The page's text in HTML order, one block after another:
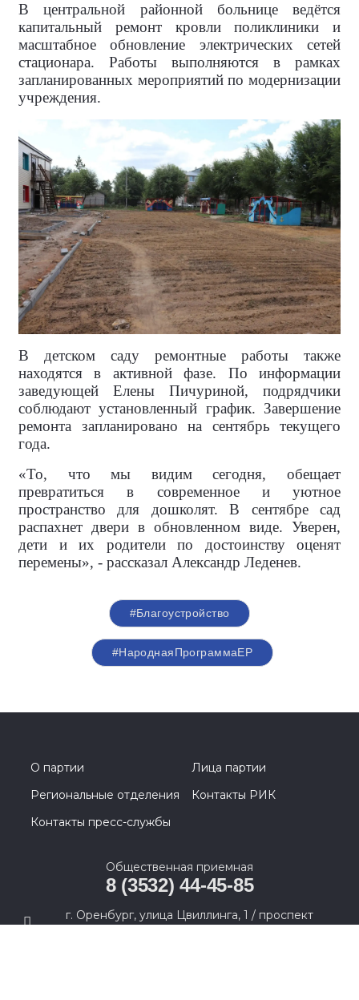
В центральной районной больнице ведётся
капитальный ремонт кровли поликлиники и
масштабное обновление электрических сетей
стационара. Работы выполняются в рамках
запланированных мероприятий по модернизации
учреждения.
В детском саду ремонтные работы также
находятся в активной фазе. По информации
заведующей Елены Пичуриной, подрядчики
соблюдают установленный график. Завершение
ремонта запланировано на сентябрь текущего
года.
«То, что мы видим сегодня, обещает
превратиться в современное и уютное
пространство для дошколят. В сентябре сад
распахнет двери в обновленном виде. Уверен,
дети и их родители по достоинству оценят
перемены», - рассказал Александр Леденев.
#Благоустройство
#НароднаяПрограммаЕР
О партии
Лица партии
Региональные отделения
Контакты РИК
Контакты пресс-службы
Общественная приемная
8 (3532) 44-45-85
г. Оренбург, улица Цвиллинга, 1 / проспект
Парковый, 2